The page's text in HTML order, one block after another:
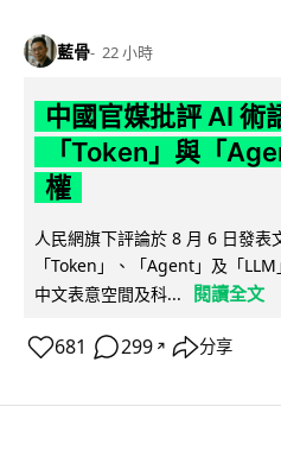
藍骨 22 小時
中國官媒批評 AI
「Token」與「
權
人民網旗下評論於 8 月 6 日發表
「Token」、「Agent」及「
中文表意空間及科...
閱讀全文
681 299 ↗ 分享